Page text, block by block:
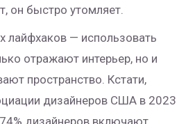
он быстро утомляет.
лайфхаков — использовать
отражают интерьер, но и
пространство. Кстати,
дизайнеров США в 2023